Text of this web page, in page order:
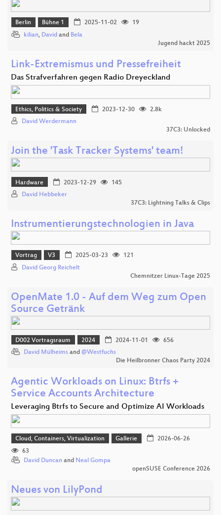
Berlin Bühne 1 2025-11-02
19
kilian, David and Bela
Jugend hackt 2025
Link-Extremismus und Pressefreiheit
Das Strafverfahren gegen Radio Dreyeckland
Ethics, Politics & Society 2023-12-30
2.8k
David Werdermann
37C3: Unlocked
Join the 'Task Tracker Systems' team!
Hardware 2023-12-29
145
David Hebbeker
37C3: Lightning Talks & Clips
Instrumentierungstechnologien in Java
Vortrag V3 2025-03-23
121
David Georg Reichelt
Chemnitzer Linux-Tage 2025
OpenMate 1.0 - Auf dem Weg zum Open
Source Getränk
D002 Vortragsraum 2024 2024-11-01
656
David Mülheims and @Westfuchs
Die Heilbronner Chaos Party 2024
Agentic Workloads on Linux: Btrfs +
Service Accounts Architecture
Leveraging Btrfs to Secure and Optimize AI Workloads
Cloud, Containers, Virtualization Gallerie
2026-06-26
63
David Duncan and Neal Gompa
openSUSE Conference 2026
Neues von LilyPond